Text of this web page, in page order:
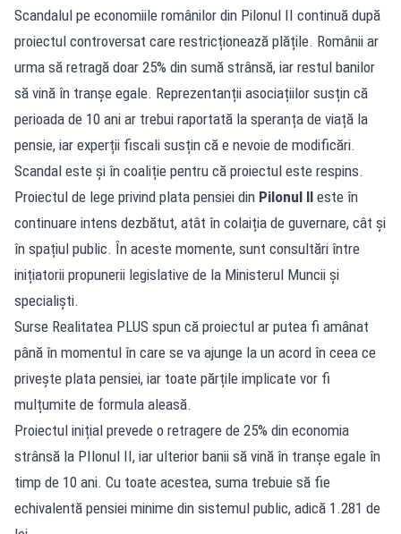
Scandalul pe economiile românilor din Pilonul II continuă după
proiectul controversat care restricționează plățile. Românii ar
urma să retragă doar 25% din sumă strânsă, iar restul banilor
să vină în tranșe egale. Reprezentanții asociațiilor susțin că
perioada de 10 ani ar trebui raportată la speranța de viață la
pensie, iar experții fiscali susțin că e nevoie de modificări.
Scandal este și în coaliție pentru că proiectul este respins.
Proiectul de lege privind plata pensiei din Pilonul II este în
continuare intens dezbătut, atât în colaiția de guvernare, cât și
în spațiul public. În aceste momente, sunt consultări între
inițiatorii propunerii legislative de la Ministerul Muncii și
specialiști.
Surse Realitatea PLUS spun că proiectul ar putea fi amânat
până în momentul în care se va ajunge la un acord în ceea ce
privește plata pensiei, iar toate părțile implicate vor fi
mulțumite de formula aleasă.
Proiectul inițial prevede o retragere de 25% din economia
strânsă la PIlonul II, iar ulterior banii să vină în tranșe egale în
timp de 10 ani. Cu toate acestea, suma trebuie să fie
echivalentă pensiei minime din sistemul public, adică 1.281 de